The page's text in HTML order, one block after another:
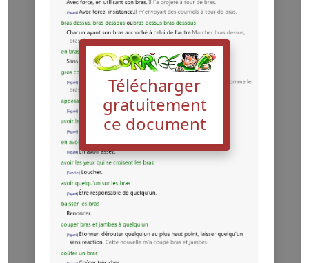
Télécharger
gratuitement
ce document